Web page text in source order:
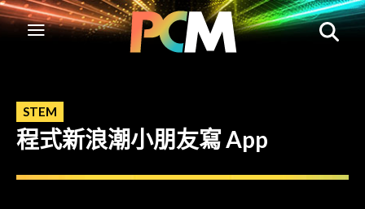
STEM
程式新浪潮小朋友寫 App